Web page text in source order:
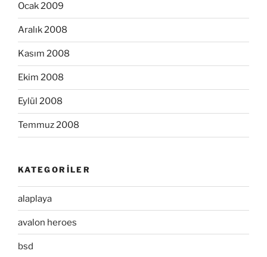
Ocak 2009
Aralık 2008
Kasım 2008
Ekim 2008
Eylül 2008
Temmuz 2008
KATEGORILER
alaplaya
avalon heroes
bsd